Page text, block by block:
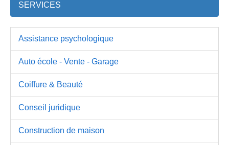
SERVICES
Assistance psychologique
Auto école - Vente - Garage
Coiffure & Beauté
Conseil juridique
Construction de maison